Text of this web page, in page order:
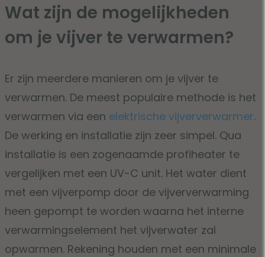
Wat zijn de mogelijkheden
om je vijver te verwarmen?
Er zijn meerdere manieren om je vijver te
verwarmen. De meest populaire methode is het
verwarmen via een elektrische vijververwarmer.
De werking en installatie zijn zeer simpel. Qua
installatie is een zogenaamde profiheater te
vergelijken met een UV-C unit. Het water dient
met een vijverpomp door de vijververwarming
heen gepompt te worden waarna het interne
verwarmingselement het vijverwater zal
opwarmen. Rekening houden met een minimale